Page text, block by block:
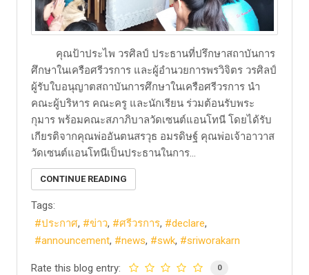
คุณป้าประไพ วรศิลป์ ประธานที่ปรึกษาสถาบันการ
ศึกษาในเครือศรีวรการ และผู้อำนวยการพรวิจิตร วรศิลป์
ผู้รับใบอนุญาตสถาบันการศึกษาในเครือศรีวรการ นำ
คณะผู้บริหาร คณะครู และนักเรียน ร่วมต้อนรับพระ
กุมาร พร้อมคณะสภาภิบาลวัดเซนต์แอนโทนี โดยได้รับ
เกียรติจากคุณพ่ออันตนสรวุธ อมรดิษฐ์ คุณพ่อเจ้าอาวาส
วัดเซนต์แอนโทนีเป็นประธานในการ...
CONTINUE READING
Tags:
ประกาศ
ข่าว ศรีวรการ
declare
announcement
news swk sriworakarn
Rate this blog entry: 0